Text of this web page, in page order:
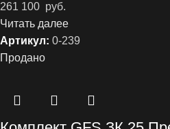
261 100 руб.
Читать далее
Артикул: 0-239
Продано